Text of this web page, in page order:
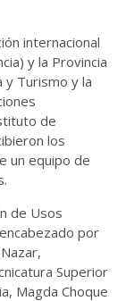
internacional
y la Provincia
y Turismo y la
de
los
un equipo de
de Usos
por
Superior
Magda Choque